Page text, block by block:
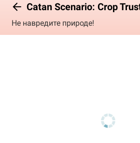
Catan Scenario: Crop
Не навредите природе!